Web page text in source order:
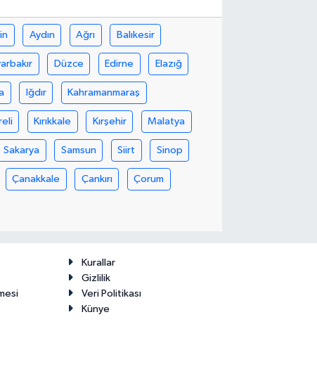
Aydın Ağrı Balıkesir
Düzce Edirne Elazığ
Iğdır Kahramanmaraş
Kırıkkale Kırşehir Malatya
Sakarya Samsun Siirt Sinop
Çanakkale Çankırı Çorum
Kurallar
Gizlilik
Veri Politikası
Künye